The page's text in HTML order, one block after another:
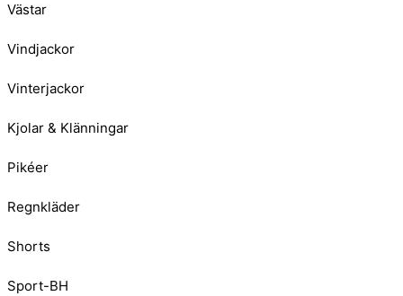
Västar
Vindjackor
Vinterjackor
Kjolar & Klänningar
Pikéer
Regnkläder
Shorts
Sport-BH